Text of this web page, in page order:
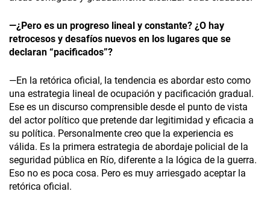
—¿Pero es un progreso lineal y constante? ¿O hay
retrocesos y desafíos nuevos en los lugares que se
declaran “pacificados”?
—En la retórica oficial, la tendencia es abordar esto como
una estrategia lineal de ocupación y pacificación gradual.
Ese es un discurso comprensible desde el punto de vista
del actor político que pretende dar legitimidad y eficacia a
su política. Personalmente creo que la experiencia es
válida. Es la primera estrategia de abordaje policial de la
seguridad pública en Río, diferente a la lógica de la guerra.
Eso no es poca cosa. Pero es muy arriesgado aceptar la
retórica oficial.